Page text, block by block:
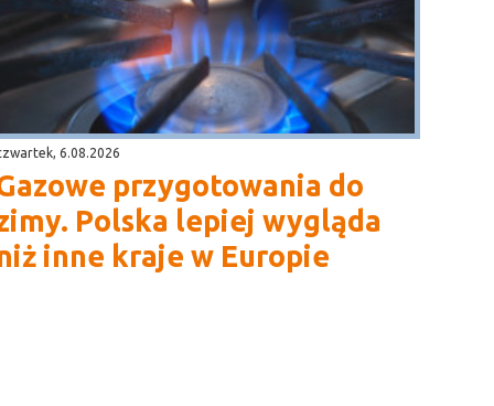
6.08.2026
przygotowania do
Polska lepiej wygląda
inne kraje w Europie